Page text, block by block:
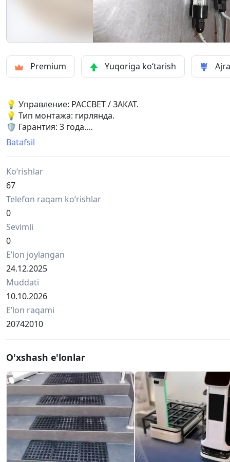
Premium Yuqoriga ko‘tarish
💡 Управление: РАССВЕТ / ЗАКАТ.
💡 Тип монтажа: гирлянда.
🛡 Гарантия: 3 года.
В наличии на складе SAGRADA в Ташкенте.
💡 O'rnatish turi: simli chiroqlar.
🛡 Kafolat: 3 yil.
Toshkentdagi SAGRADA omborida mavjud.
Batafsil
Ko‘rishlar
67
Telefon raqam ko‘rishlar
0
Sevimli
0
Eʼlon joylangan
24.12.2025
Muddati
10.10.2026
Eʼlon raqami
20742010
O'xshash e'lonlar